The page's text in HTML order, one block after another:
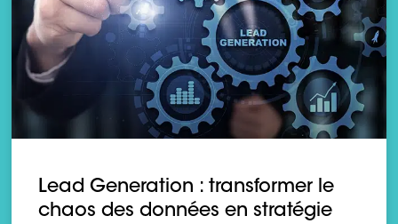
Lead Generation : transformer le
chaos des données en stratégie